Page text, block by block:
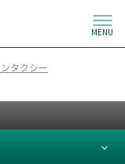
MENU
タクシー